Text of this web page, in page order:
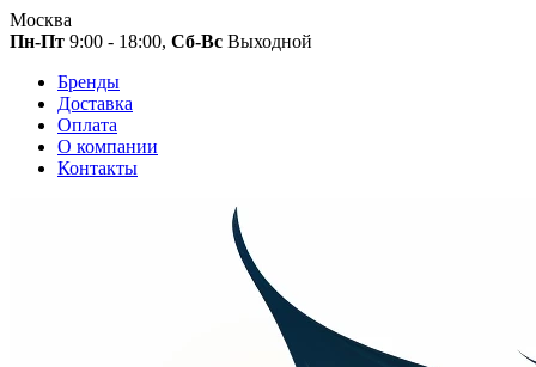
Москва
Пн-Пт 9:00 - 18:00, Сб-Вс Выходной
Бренды
Доставка
Оплата
О компании
Контакты